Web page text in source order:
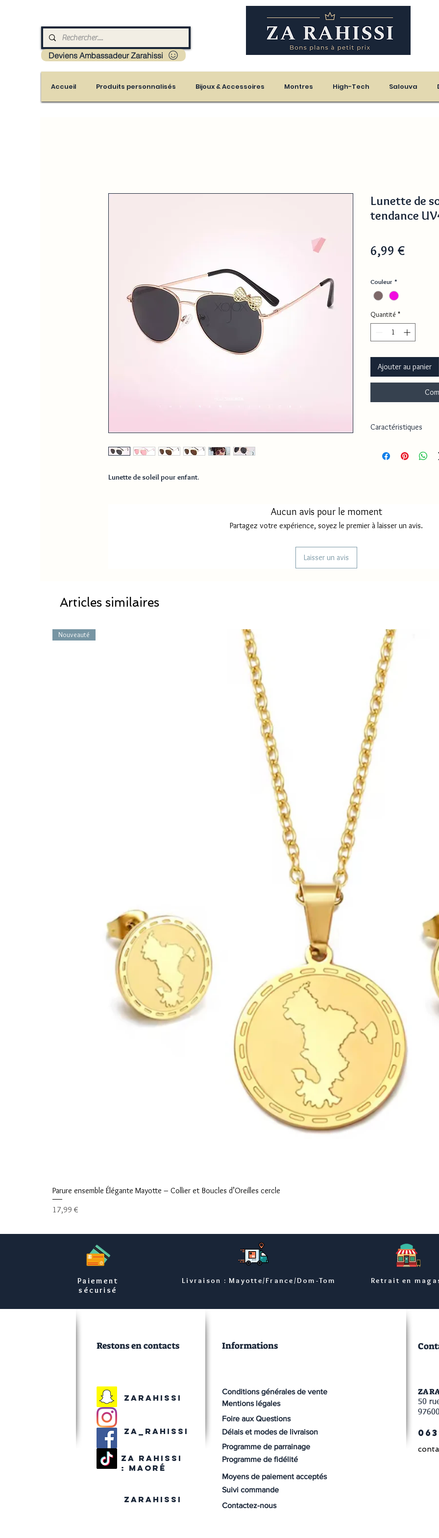
Livraison : Mayotte - France - La réunion - Guadeloupe - Martinique
Deviens Ambassadeur Zarahissi
Accueil Produits personnalisés Bijoux & Accessoires Montres High-Tech Salouva
Lunette de soleil pour enfant.
Lunette de
tendance
6,99 €Prix
Couleur *
Quantité *
Ajouter au panier
Caractéristiques
Aucun avis pour le moment
Partagez votre expérience, soyez le premier à laisser un avis.
Laisser un avis
Articles similaires
Nouveauté
Parure ensemble Élégante Mayotte – Collier et Boucles d’Oreilles cercle
Prix
17,99 €
Paiement
sécurisé
Livraison : Mayotte/France/Dom-Tom Retrait en
Conditions générales de vente
Restons en contacts
Zarahissi
Mentions légales
Informations
Foire aux Questions
Délais et modes de livraison
Zarahissi
Programme de parrainage
Za rahissi
: maoré
Moyens de paiement acceptés
Contactez-nous
Programme de fidélité
Za_rahissi
Suivi commande
ZA
50